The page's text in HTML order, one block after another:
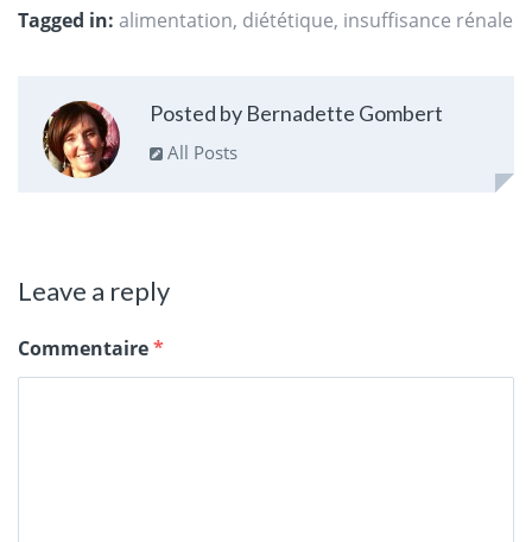
Tagged in: alimentation, diététique, insuffisance rénale
Posted by Bernadette Gombert
All Posts
Leave a reply
Commentaire*